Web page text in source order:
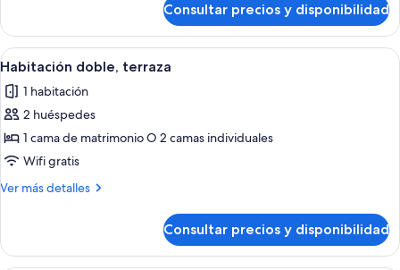
doble
o
2
individuales
con
cama
o
2
Consultar precios y disponibilidad
Abrir
todas
las
fotos
de
Habitación
doble,
Habitación de hotel con una cama
5
Habitación doble, terraza
1 habitación
2 huéspedes
1 cama de matrimonio O 2 camas individuales
Wifi gratis
Ver más detalles
Más
doble,
Consultar precios y disponibilidad